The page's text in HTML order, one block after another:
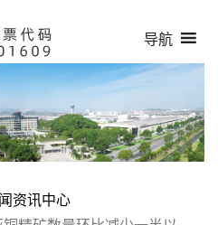
导航
资讯中心